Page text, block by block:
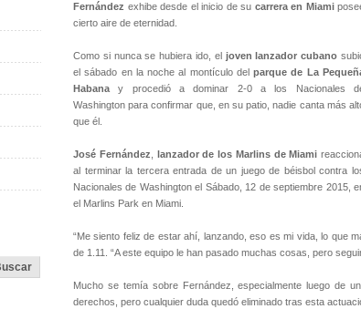
Fernández exhibe desde el inicio de su carrera en Miami
cierto aire de eternidad.
Como si nunca se hubiera ido, el joven lanzador cubano
el sábado en la noche al montículo delparque de La
Habana y procedió a dominar 2-0 a los Nacionales
Washington para confirmar que, en su patio, nadie canta más
que él.
José Fernández lanzador de los Marlins de Miami
al terminar la tercera entrada de un juego de béisbol contra
Nacionales de Washington el Sábado, 12 de septiembre 2015,
el Marlins Park en Miami.
“Me siento feliz de estar ahí, lanzando, eso es mi vida, lo que
de 1.11. “A este equipo le han pasado muchas cosas, pero
Mucho se temía sobre Fernández, especialmente luego de
derechos, pero cualquier duda quedó eliminado tras esta